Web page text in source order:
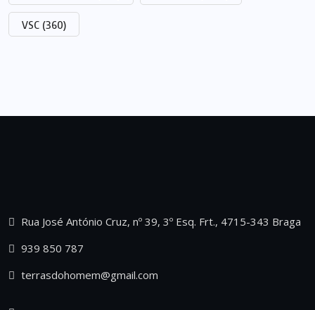
VSC (360)
Rua José António Cruz, nº 39, 3º Esq. Frt., 4715-343 Braga
939 850 787
terrasdohomem@gmail.com